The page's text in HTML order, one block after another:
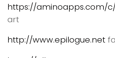
https://aminoapps.com/
art
http://www.epilogue.net